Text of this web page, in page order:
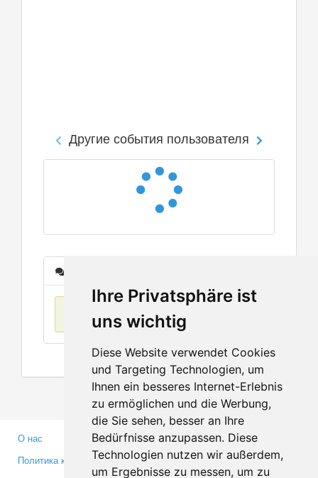
Ihre Privatsphäre ist
uns wichtig
Diese Website verwendet Cookies
und Targeting Technologien, um
Ihnen ein besseres Internet-Erlebnis
zu ermöglichen und die Werbung,
die Sie sehen, besser an Ihre
Bedürfnisse anzupassen. Diese
Technologien nutzen wir außerdem,
um Ergebnisse zu messen, um zu
Другие события пользователя
О нас
Политика конфиденциальности
Партнерам
Инвесторам